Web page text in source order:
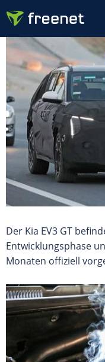
Der Kia EV3 GT
Entwicklungsphase
Monaten offiziell